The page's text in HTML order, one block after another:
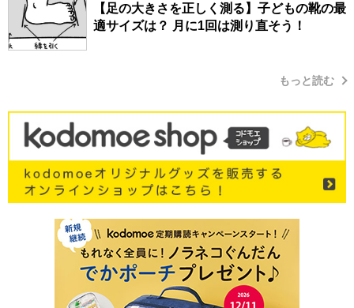
【足の大きさを正しく測る】子どもの靴の最
適サイズは？ 月に1回は測り直そう！
もっと読む